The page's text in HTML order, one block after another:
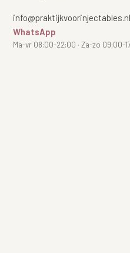
info@praktijkvoorinjectables.nl
WhatsApp
Ma-vr 08:00-22:00 · Za-zo 09:00-